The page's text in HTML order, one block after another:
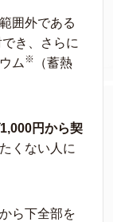
囲外である
き、さらに
ム ※
（蓄熱
円から契
くない人に
ら下全部を